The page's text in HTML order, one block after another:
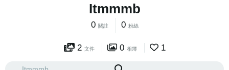
Itmmmb
0 關註 0 粉絲
2 文件 0 相簿 1